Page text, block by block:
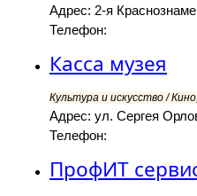
Адрес: 2-я
Телефон:
Касса музея
Культура и искусство /
Адрес: ул. Сергея
Телефон:
ПрофИТ